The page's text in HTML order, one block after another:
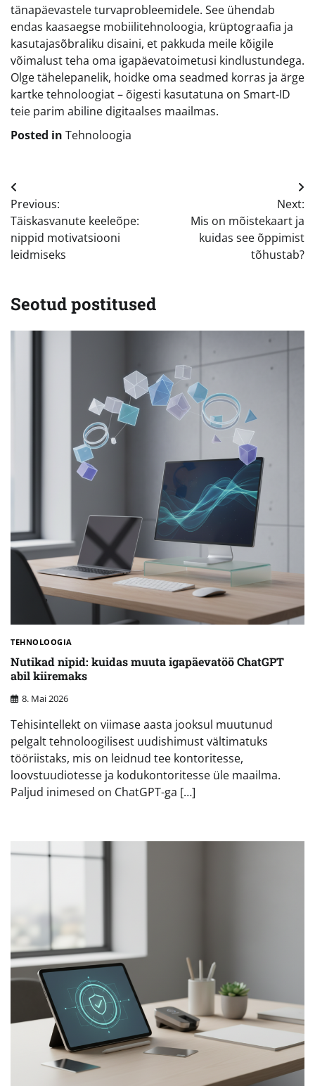
tänapäevastele turvaprobleemidele. See ühendab
endas kaasaegse mobiilitehnoloogia, krüptograafia ja
kasutajasõbraliku disaini, et pakkuda meile kõigile
võimalust teha oma igapäevatoimetusi kindlustundega.
Olge tähelepanelik, hoidke oma seadmed korras ja ärge
kartke tehnoloogiat – õigesti kasutatuna on Smart-ID
teie parim abiline digitaalses maailmas.
Posted in Tehnoloogia
Navigeerimine
Previous:
Täiskasvanute keeleõpe:
nippid motivatsiooni
leidmiseks
Next:
Mis on mõistekaart ja
kuidas see õppimist
tõhustab?
Seotud postitused
TEHNOLOOGIA
Nutikad nipid: kuidas muuta igapäevatöö ChatGPT
abil kiiremaks
8. Mai 2026
Tehisintellekt on viimase aasta jooksul muutunud
pelgalt tehnoloogilisest uudishimust vältimatuks
tööriistaks, mis on leidnud tee kontoritesse,
loovstuudiotesse ja kodukontoritesse üle maailma.
Paljud inimesed on ChatGPT-ga […]